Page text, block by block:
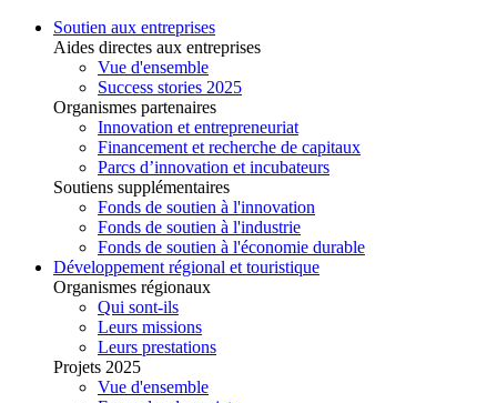
Soutien aux entreprises
Aides directes aux entreprises
Vue d'ensemble
Success stories 2025
Organismes partenaires
Innovation et entrepreneuriat
Financement et recherche de capitaux
Parcs d’innovation et incubateurs
Soutiens supplémentaires
Fonds de soutien à l'innovation
Fonds de soutien à l'industrie
Fonds de soutien à l'économie durable
Développement régional et touristique
Organismes régionaux
Qui sont-ils
Leurs missions
Leurs prestations
Projets 2025
Vue d'ensemble